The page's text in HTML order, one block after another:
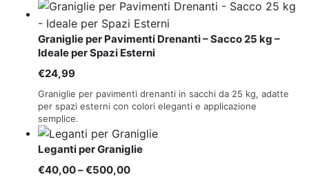
da
€60,00
a
€5.259,99
Graniglie per Pavimenti Drenanti – Sacco 25 kg –
Ideale per Spazi Esterni
€24,99
Graniglie per pavimenti drenanti in sacchi da 25 kg, adatte
per spazi esterni con colori eleganti e applicazione
semplice.
Leganti per Graniglie
€40,00–€500,00Fascia